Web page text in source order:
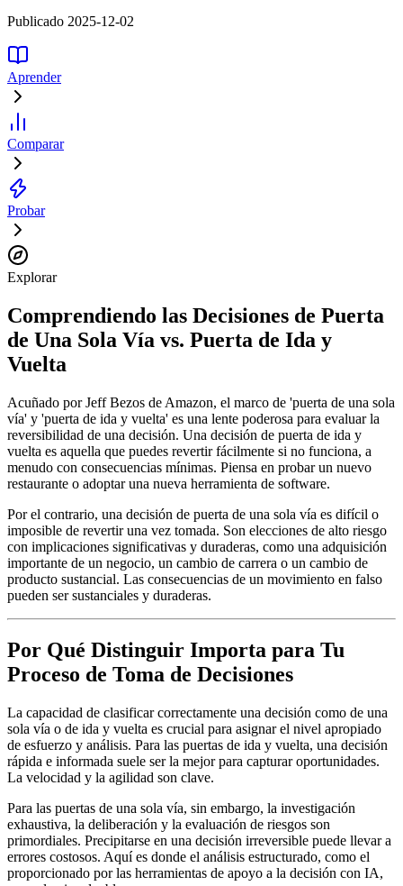
Publicado 2025-12-02
Aprender
Comparar
Probar
Explorar
Comprendiendo las Decisiones de Puerta
de Una Sola Vía vs. Puerta de Ida y
Vuelta
Acuñado por Jeff Bezos de Amazon, el marco de 'puerta de una sola
vía' y 'puerta de ida y vuelta' es una lente poderosa para evaluar la
reversibilidad de una decisión. Una decisión de puerta de ida y
vuelta es aquella que puedes revertir fácilmente si no funciona, a
menudo con consecuencias mínimas. Piensa en probar un nuevo
restaurante o adoptar una nueva herramienta de software.
Por el contrario, una decisión de puerta de una sola vía es difícil o
imposible de revertir una vez tomada. Son elecciones de alto riesgo
con implicaciones significativas y duraderas, como una adquisición
importante de un negocio, un cambio de carrera o un cambio de
producto sustancial. Las consecuencias de un movimiento en falso
pueden ser sustanciales y duraderas.
Por Qué Distinguir Importa para Tu
Proceso de Toma de Decisiones
La capacidad de clasificar correctamente una decisión como de una
sola vía o de ida y vuelta es crucial para asignar el nivel apropiado
de esfuerzo y análisis. Para las puertas de ida y vuelta, una decisión
rápida e informada suele ser la mejor para capturar oportunidades.
La velocidad y la agilidad son clave.
Para las puertas de una sola vía, sin embargo, la investigación
exhaustiva, la deliberación y la evaluación de riesgos son
primordiales. Precipitarse en una decisión irreversible puede llevar a
errores costosos. Aquí es donde el análisis estructurado, como el
proporcionado por las herramientas de apoyo a la decisión con IA,